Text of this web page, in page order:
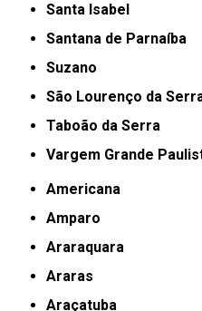
Santa Isabel
Santana de Parnaíba
Suzano
São Lourenço da
Taboão da Serra
Vargem Grande
Americana
Amparo
Araraquara
Araras
Araçatuba